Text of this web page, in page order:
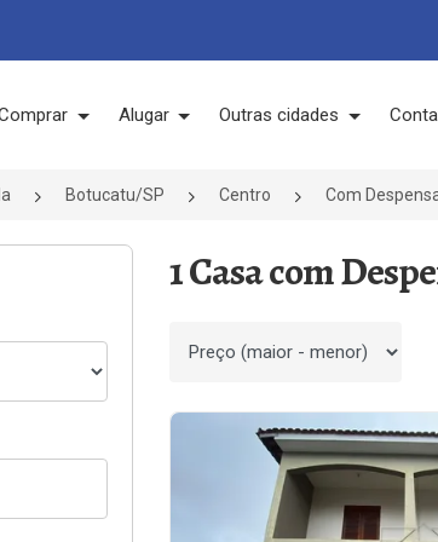
Alugar Outras cidades
Botucatu/SP Centro Com
1 Casa com
Ordenar por